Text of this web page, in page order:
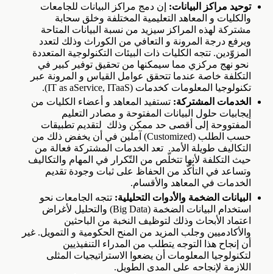
توحيد مراكز البيانات: إن دمج مراكز البيانات للجامعات
والكليات و المعاهد التعليمية المختلفة وخلق سحابة
مشتركة لهذه المراكز سيزيد من نسبة البيانات المتاحة
ويرفع درجة المرونة و التعافي من الكوراث وذلك لتعدد
المزوّدين. تتجه الكليات ذات البيئات التكنولوجية المتعددة
نحو نهج مركزي مما سيمكنها من تحقيق توفير كبير في
التكلفة خاصة عندما تتحقق عوامل القياس و المرونة عبر
تكنولوجيا المعلومات كخدمات (IT as aService, ITaaS).
الخدمات المشتركة: تستفيد المعاهد و أعضاء الكليات من
إيجابيات حلول البيانات المفتوحة و مصادر التعليم
المفتووحة إلى أقصى حد ممكن وذلك لتقديم تطبيقات
حسب الطلب (Customized) آملين في أن يخفض ذلك من
التكاليف طويلة الأمد. تعد الخدمات المشتركة فعالة من
حيث التكلفة لأنها تتخلّص من التّكرار في المهام والتكاليف
وتساعد في التأكّد من الحفاظ على ثبات وجودة تقديم
الخدمات في المعاهد والأقسام.
البيانات الضخمة والأدوات التحليلية: تتجه الجامعات نحو
استخدام البيانات الضخمة (Big Data) والتحليل لأغراض
اعتماد الأبحاث وذلك لتوظيف النخبة من الباحثين
والأكادميين وجلب المزيد من المنح الحكومية و التمويل. غير
أن إنجاح هذا التوجه يتطلب من المدراء التنفيذيين
لتكنولوجيا المعلومات أن يضعوا الاستراتيجيات المثلى
اللازمة لإنجاحه على المدى الطويل.